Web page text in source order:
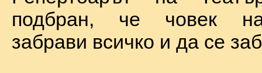
подбран, че човек
забрави всичко и да се